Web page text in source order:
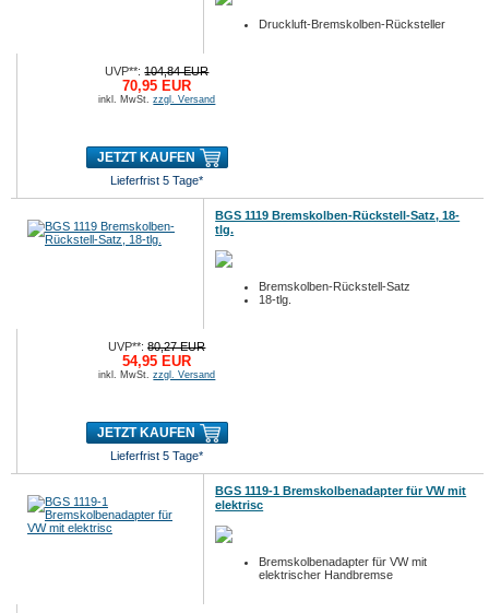
Druckluft-Bremskolben-Rücksteller
UVP**:104,84 EUR
70,95 EUR
inkl. MwSt.zzgl. Versand
JETZT KAUFEN
Lieferfrist 5 Tage*
BGS 1119 Bremskolben-Rückstell-Satz, 18-
tlg.
Bremskolben-Rückstell-Satz
18-tlg.
UVP**:80,27 EUR
54,95 EUR
inkl. MwSt.zzgl. Versand
JETZT KAUFEN
Lieferfrist 5 Tage*
BGS 1119-1 Bremskolbenadapter für VW mit
elektrisc
Bremskolbenadapter für VW mit
elektrischer Handbremse